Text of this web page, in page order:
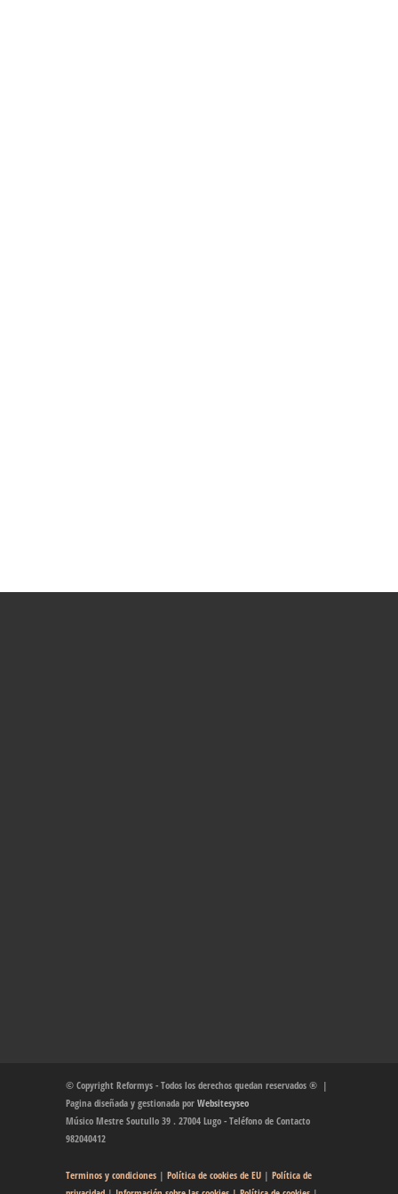
© Copyright Reformys - Todos los derechos quedan reservados ® |
Pagina diseñada y gestionada por Websitesyseo
Músico Mestre Soutullo 39 . 27004 Lugo - Teléfono de Contacto
982040412
Terminos y condiciones | Política de cookies de EU | Política de